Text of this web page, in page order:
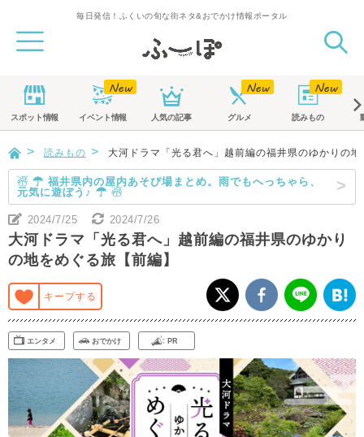
毎日発信！ふくいの旬な街ネタ&おでかけ情報ポータル
スポット情報 イベント情報 人気の記事 グルメ 読みもの
読みもの 大河ドラマ「光る君へ」越前編の福井県のゆかりの
☃ ☂ 福井県内の屋内あそび場まとめ。雨でもへっちゃら、
元気に遊ぼう♪ ☂ ☃
2024/7/25 2024/7/26
大河ドラマ「光る君へ」越前編の福井県のゆかり
の地をめぐる旅【前編】
キープする
エンタメ おでかけ PR